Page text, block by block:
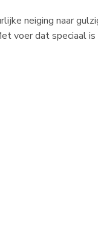
neiging naar
voer dat speciaal